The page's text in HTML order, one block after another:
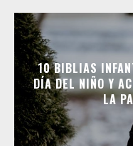
10 BIBLIAS
DÍA DEL NIÑO Y
LA